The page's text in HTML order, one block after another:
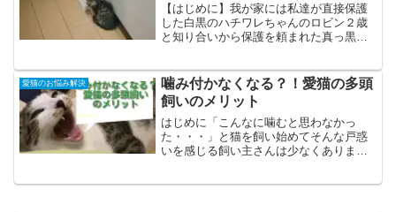
【はじめに】我が家には私達が直接保護
した白黒のハチワレちゃんのロビン２歳
と知り合いから保護を頼まれた真っ黒君
毎日です。【第一章】『先住猫ロビンの
母性本能？』当時まだ１歳...
愛猫のお悩み解決
噛み付かなくなる？！愛猫の多頭
飼いのメリット
はじめに「こんなに噛むと思わなかっ
た・・・」と猫を飼い始めてそんな戸惑
いを感じる飼い主さんは少なくありませ